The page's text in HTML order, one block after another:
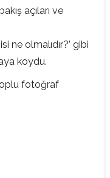
açıları ve
ne olmalıdır?’ gibi
koydu.
fotoğraf